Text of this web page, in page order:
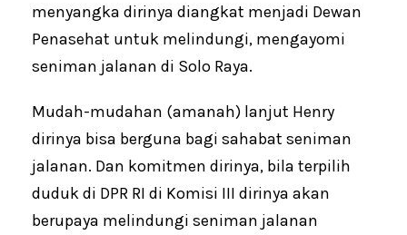
menyangka dirinya diangkat menjadi Dewan
Penasehat untuk melindungi, mengayomi
seniman jalanan di Solo Raya.
Mudah-mudahan (amanah) lanjut Henry
dirinya bisa berguna bagi sahabat seniman
jalanan. Dan komitmen dirinya, bila terpilih
duduk di DPR RI di Komisi III dirinya akan
berupaya melindungi seniman jalanan